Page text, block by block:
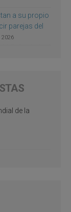
a su propio
parejas del
2026
de la